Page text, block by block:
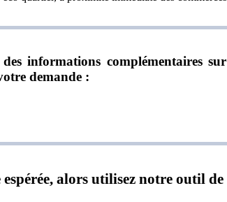
informations complémentaires
demande :
espérée, alors utilisez notre outil